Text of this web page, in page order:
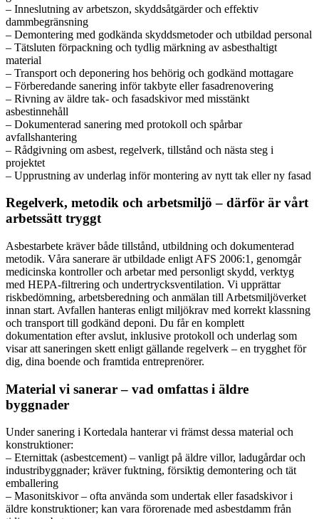
– Inneslutning av arbetszon, skyddsåtgärder och effektiv
dammbegränsning
– Demontering med godkända skyddsmetoder och utbildad personal
– Tätsluten förpackning och tydlig märkning av asbesthaltigt
material
– Transport och deponering hos behörig och godkänd mottagare
– Förberedande sanering inför takbyte eller fasadrenovering
– Rivning av äldre tak- och fasadskivor med misstänkt
asbestinnehåll
– Dokumenterad sanering med protokoll och spårbar
avfallshantering
– Rådgivning om asbest, regelverk, tillstånd och nästa steg i
projektet
– Upprustning av underlag inför montering av nytt tak eller ny fasad
Regelverk, metodik och arbetsmiljö – därför är vårt
arbetssätt tryggt
Asbestarbete kräver både tillstånd, utbildning och dokumenterad
metodik. Våra sanerare är utbildade enligt AFS 2006:1, genomgår
medicinska kontroller och arbetar med personligt skydd, verktyg
med HEPA-filtrering och undertrycksventilation. Vi upprättar
riskbedömning, arbetsberedning och anmälan till Arbetsmiljöverket
innan start. Avfallen hanteras enligt miljökrav med korrekt klassning
och transport till godkänd deponi. Du får en komplett
dokumentation efter avslut, inklusive protokoll och underlag som
visar att saneringen skett enligt gällande regelverk – en trygghet för
dig, dina boende och framtida entreprenörer.
Material vi sanerar – vad omfattas i äldre
byggnader
Under sanering i Kortedala hanterar vi främst dessa material och
konstruktioner:
– Eternittak (asbestcement) – vanligt på äldre villor, ladugårdar och
industribyggnader; kräver fuktning, försiktig demontering och tät
emballering
– Masonitskivor – ofta använda som undertak eller fasadskivor i
äldre konstruktioner; kan vara förorenade med asbestdamm från